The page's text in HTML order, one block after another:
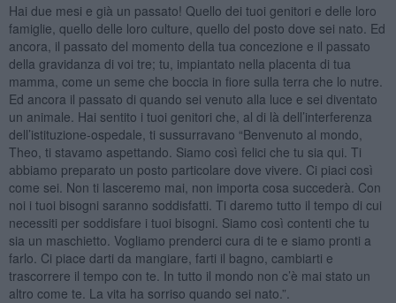
Hai due mesi e già un passato! Quello dei tuoi genitori e delle loro
famiglie, quello delle loro culture, quello del posto dove sei nato. Ed
ancora, il passato del momento della tua concezione e il passato
della gravidanza di voi tre; tu, impiantato nella placenta di tua
mamma, come un seme che boccia in fiore sulla terra che lo nutre.
Ed ancora il passato di quando sei venuto alla luce e sei diventato
un animale. Hai sentito i tuoi genitori che, al di là dell’interferenza
dell’istituzione-ospedale, ti sussurravano “Benvenuto al mondo,
Theo, ti stavamo aspettando. Siamo così felici che tu sia qui. Ti
abbiamo preparato un posto particolare dove vivere. Ci piaci così
come sei. Non ti lasceremo mai, non importa cosa succederà. Con
noi i tuoi bisogni saranno soddisfatti. Ti daremo tutto il tempo di cui
necessiti per soddisfare i tuoi bisogni. Siamo così contenti che tu
sia un maschietto. Vogliamo prenderci cura di te e siamo pronti a
farlo. Ci piace darti da mangiare, farti il bagno, cambiarti e
trascorrere il tempo con te. In tutto il mondo non c’è mai stato un
altro come te. La vita ha sorriso quando sei nato.”.